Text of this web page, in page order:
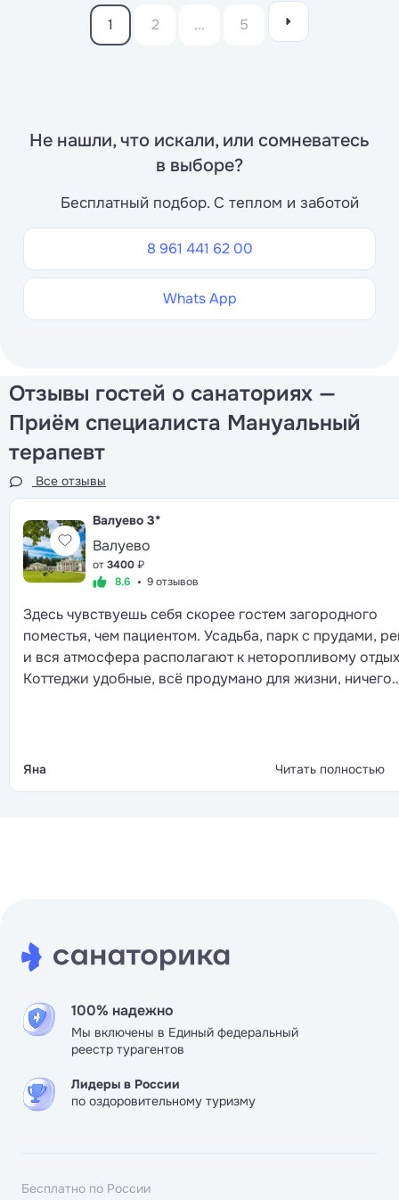
1 2 ... 5
Не нашли, что искали, или сомневатесь
в выборе?
Бесплатный подбор. С теплом и заботой
8 961 441 62 00
Whats App
Отзывы гостей о санаториях —
Приём специалиста Мануальный
терапевт
Все отзывы
Валуево 3*
Валуево
от3400₽
8.6
9 отзывов
Здесь чувствуешь себя скорее гостем загородного
поместья, чем пациентом. Усадьба, парк с прудами,
и вся атмосфера располагают к неторопливому
Коттеджи удобные, всё продумано для жизни, ничего
лечебных процедур до мягких восстановительных
Яна Читать полностью
100% надежно
Мы включены в Единый федеральный
реестр турагентов
Лидеры в России
по оздоровительному туризму
Бесплатно по России